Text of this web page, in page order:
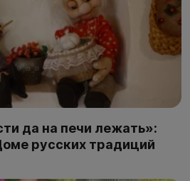
да на печи лежать»:
русских традиций